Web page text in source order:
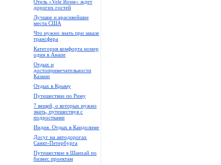
Отель «Vele Rosse» ждет
дорогих гостей
Лучшие и красивейшие
места США
Что нужно знать при заказе
трансфера
Категория комфорта номер
один в Анапе
Отдых и
достопримечательности
Казани
Отдых в Крыму
Путешествие по Риму
7 вещей, о которых нужно
знать, путешествуя с
подростками
Индия. Отдых в Кандолиме
Досуг на автодорогах
Санкт-Петербурга
Путешествие в Шанхай по
бизнес проектам